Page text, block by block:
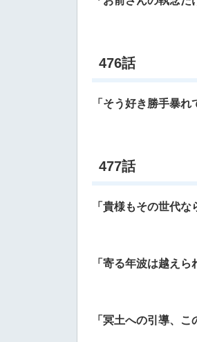
476話
「そう好き勝手暴
477話
「貴様もその世代な
「寄る年波は越えら
「冥土への引導、こ